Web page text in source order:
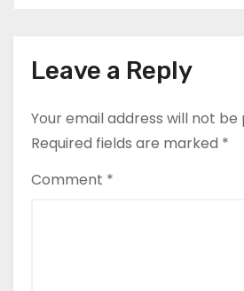
Leave a Reply
Your email address will not be
Required fields are marked *
Comment *